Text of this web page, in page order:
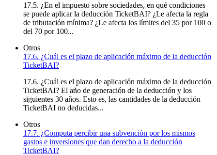
17.5. ¿En el impuesto sobre sociedades, en qué condiciones
se puede aplicar la deducción TicketBAI? ¿Le afecta la regla
de tributación mínima? ¿Le afecta los límites del 35 por 100 o
del 70 por 100...
Otros
17.6. ¿Cuál es el plazo de aplicación máximo de la deducción
TicketBAI?
17.6. ¿Cuál es el plazo de aplicación máximo de la deducción
TicketBAI? El año de generación de la deducción y los
siguientes 30 años. Esto es, las cantidades de la deducción
TicketBAI no deducidas...
Otros
17.7. ¿Computa percibir una subvención por los mismos
gastos e inversiones que dan derecho a la deducción
TicketBAI?